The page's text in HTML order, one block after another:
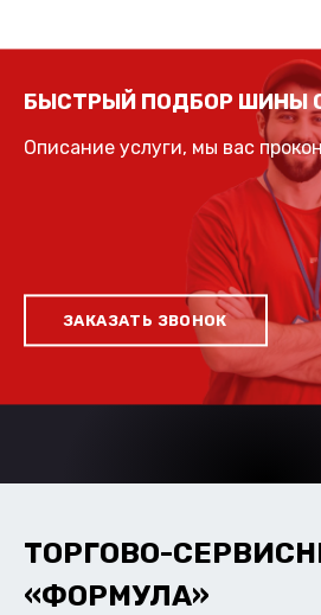
БЫСТРЫЙ ПОДБОР ШИНЫ
Описание услуги, мы вас
ЗАКАЗАТЬ ЗВОНОК
ТОРГОВО-
«ФОРМУЛА»